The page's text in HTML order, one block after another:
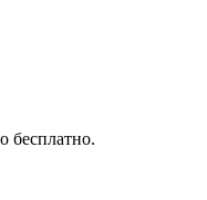
бесплатно.